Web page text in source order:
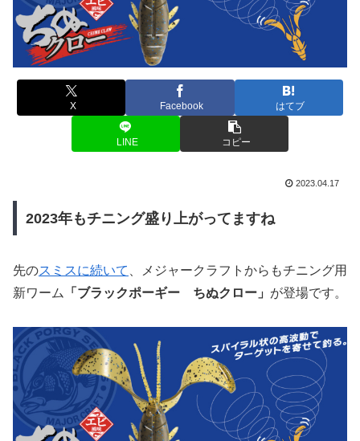
X Facebook はてブ
LINE コピー
2023.04.17
2023年もチニング盛り上がってますね
先のスミスに続いて
、メジャークラフトからもチニング用
新ワーム
「ブラックポーギー ちぬクロー」 が登場です。